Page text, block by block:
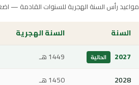
مواعيد رأس السنة الهجرية للسنوات القادمة —
السنة السنة الهجرية
2027
الحالية 1449 هـ
2028 1450 هـ